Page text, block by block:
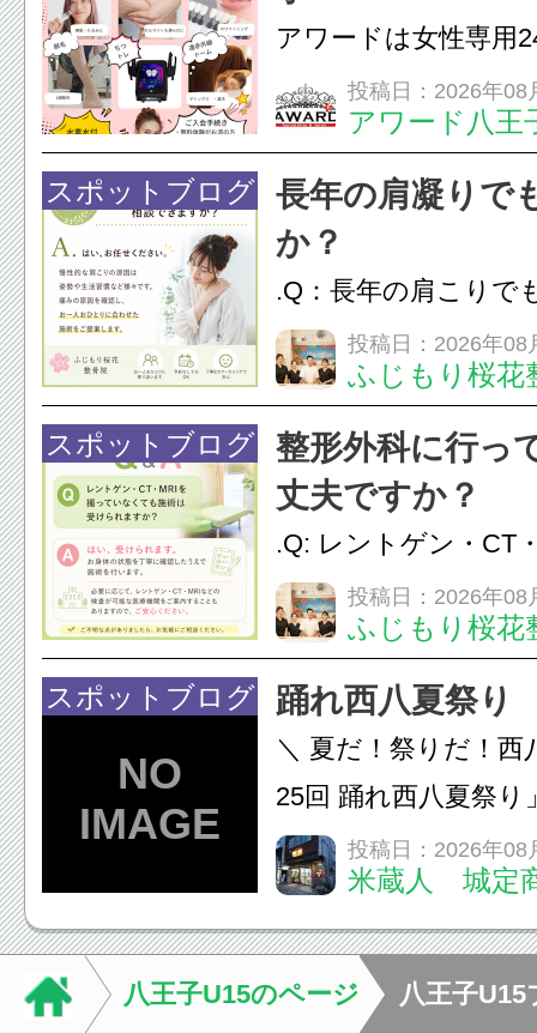
ながることがありま
アワードは女性専用
フエステを 思いっ
開催中
投稿日：2026年08
アワード八王
24時間ジム&
脱毛
スポットブログ
長年の肩凝りで
か？
.Q：長年の肩こりで
か？A：はい、お任
性的な肩こりの原因
慣など様々です。痛
し、お一人おひとり
をご提案します。.#
投稿日：2026年08
ふじもり桜花
スポットブログ
整形外科に行っ
丈夫ですか？
.Q: レントゲン・CT
いなくても施術は受
A: はい、受けられま
態を丁寧に確認した
います。必要に応じ
ン・CT・MRIなどの
投稿日：2026年08
ふじもり桜花
スポットブログ 踊れ西八夏祭り
＼ 夏だ！祭りだ！西
25回 踊れ西八夏祭
てくる！ 伝統の【阿
情熱の【よさこいソ
結！数多くの団体が
店街を舞台に最高の
投稿日：2026年08
米蔵人 城定
八王子U15のページ 八王子